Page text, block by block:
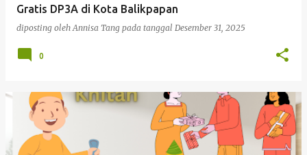
Gratis DP3A di Kota Balikpapan
diposting olehAnnisa Tang pada tanggal Desember 31, 2025
0